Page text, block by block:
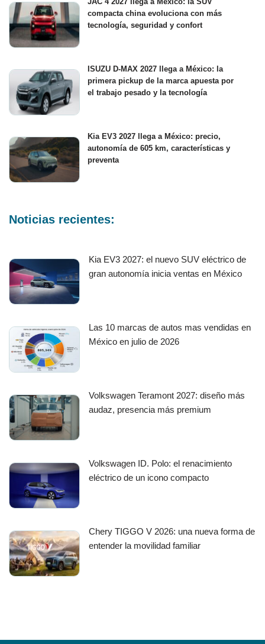
compacta china evoluciona con más
tecnología, seguridad y confort
ISUZU D-MAX 2027 llega a México: la
primera pickup de la marca apuesta por
el trabajo pesado y la tecnología
Kia EV3 2027 llega a México: precio,
autonomía de 605 km, características y
preventa
Noticias recientes:
Kia EV3 2027: el nuevo SUV eléctrico de
gran autonomía inicia ventas en México
Las 10 marcas de autos mas vendidas en
México en julio de 2026
Volkswagen Teramont 2027: diseño más
audaz, presencia más premium
Volkswagen ID. Polo: el renacimiento
eléctrico de un icono compacto
Chery TIGGO V 2026: una nueva forma de
entender la movilidad familiar